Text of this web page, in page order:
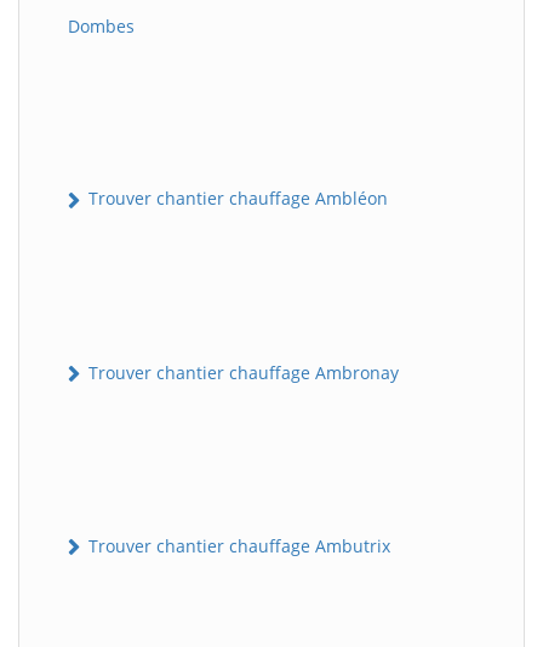
Dombes
Trouver chantier chauffage Ambléon
Trouver chantier chauffage Ambronay
Trouver chantier chauffage Ambutrix